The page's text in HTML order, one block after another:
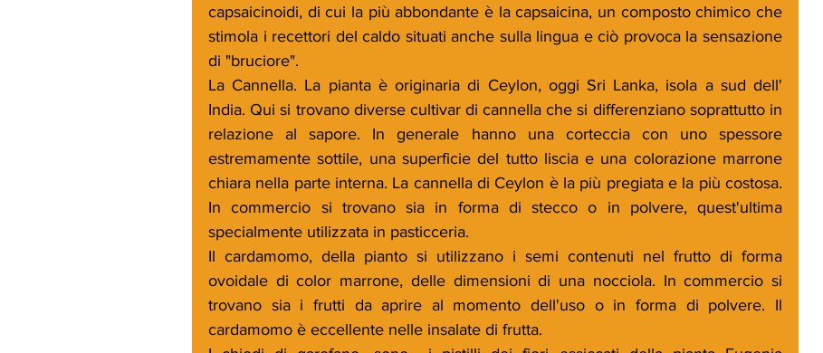
capsaicinoidi, di cui la più abbondante è la capsaicina, un composto chimico che
stimola i recettori del caldo situati anche sulla lingua e ciò provoca la sensazione
di "bruciore".
La Cannella. La pianta è originaria di Ceylon, oggi Sri Lanka, isola a sud dell'
India. Qui si trovano diverse cultivar di cannella che si differenziano soprattutto in
relazione al sapore. In generale hanno una corteccia con uno spessore
estremamente sottile, una superficie del tutto liscia e una colorazione marrone
chiara nella parte interna. La cannella di Ceylon è la più pregiata e la più costosa.
In commercio si trovano sia in forma di stecco o in polvere, quest'ultima
specialmente utilizzata in pasticceria.
Il cardamomo, della pianto si utilizzano i semi contenuti nel frutto di forma
ovoidale di color marrone, delle dimensioni di una nocciola. In commercio si
trovano sia i frutti da aprire al momento dell'uso o in forma di polvere. Il
cardamomo è eccellente nelle insalate di frutta.